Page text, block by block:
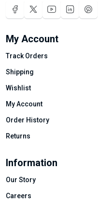
My Account
Track Orders
Shipping
Wishlist
My Account
Order History
Returns
Information
Our Story
Careers